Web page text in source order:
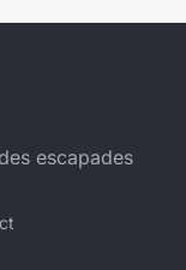
escapades